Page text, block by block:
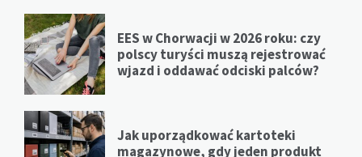
EES w Chorwacji w 2026 roku: czy
polscy turyści muszą rejestrować
wjazd i oddawać odciski palców?
Jak uporządkować kartoteki
magazynowe, gdy jeden produkt